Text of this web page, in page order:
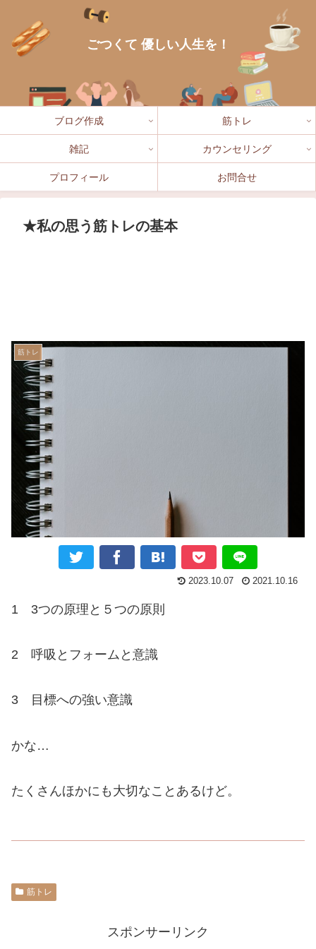
ごつくて 優しい人生を！
ブログ作成 筋トレ
雑記 カウンセリング
プロフィール お問合せ
★私の思う筋トレの基本
筋トレ
2023.10.07 2021.10.16
1 3つの原理と５つの原則
2 呼吸とフォームと意識
3 目標への強い意識
かな…
たくさんほかにも大切なことあるけど。
筋トレ
スポンサーリンク